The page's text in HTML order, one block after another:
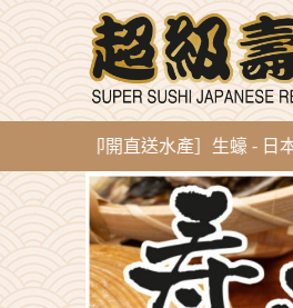
到即開直送水產］生蠔 - 日本：特